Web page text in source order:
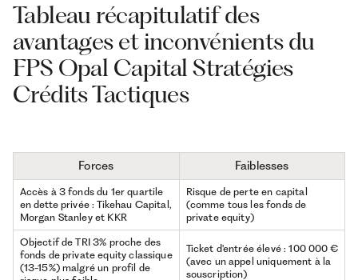
Tableau récapitulatif des
avantages et inconvénients du
FPS Opal Capital Stratégies
Crédits Tactiques
Forces Faiblesses
Accès à 3 fonds du 1er quartile
en dette privée : Tikehau Capital,
Morgan Stanley et KKR
Risque de perte en capital
(comme tous les fonds de
private equity)
Objectif de TRI 3% proche des
fonds de private equity classique
(13-15%) malgré un profil de
Ticket d'entrée élevé : 100 000 €
(avec un appel uniquement à la
souscription)